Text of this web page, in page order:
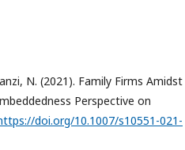
N. (2021). Family Firms Amidst
Perspective on
doi.org/10.1007/s10551-021-